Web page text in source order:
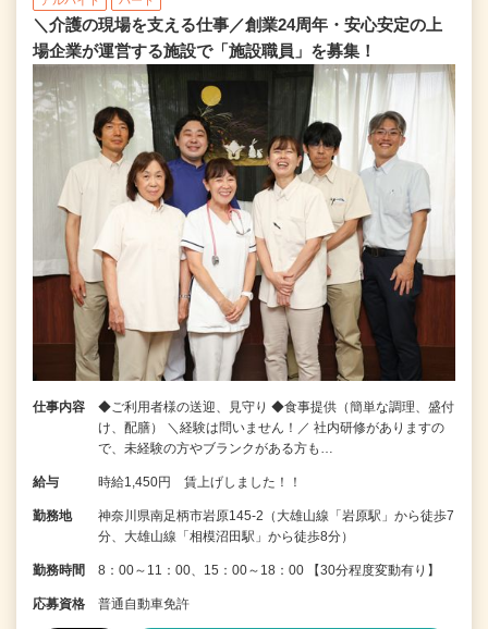
＼介護の現場を支える仕事／創業24周年・安心安定の上
場企業が運営する施設で「施設職員」を募集！
仕事内容
◆ご利用者様の送迎、見守り ◆食事提供（簡単な調理、盛付
け、配膳） ＼経験は問いません！／ 社内研修がありますの
で、未経験の方やブランクがある方も…
給与 時給1,450円 賃上げしました！！
勤務地
神奈川県南足柄市岩原145-2（大雄山線「岩原駅」から徒歩7
分、大雄山線「相模沼田駅」から徒歩8分）
勤務時間 8：00～11：00、15：00～18：00 【30分程度変動有り】
応募資格 普通自動車免許